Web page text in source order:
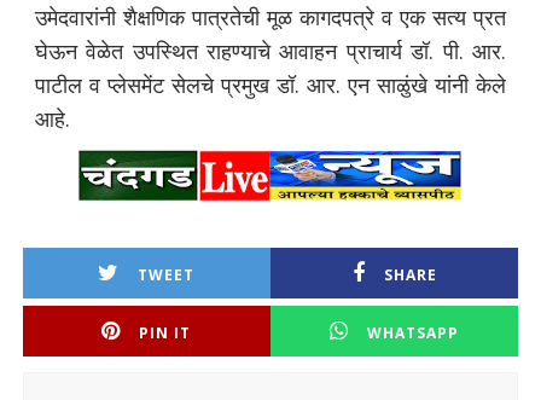
उमेदवारांनी शैक्षणिक पात्रतेची मूळ कागदपत्रे व एक सत्य प्रत
घेऊन वेळेत उपस्थित राहण्याचे आवाहन प्राचार्य डॉ. पी. आर.
पाटील व प्लेसमेंट सेलचे प्रमुख डॉ. आर. एन साळुंखे यांनी केले
आहे.
TWEET SHARE
PIN IT WHATSAPP